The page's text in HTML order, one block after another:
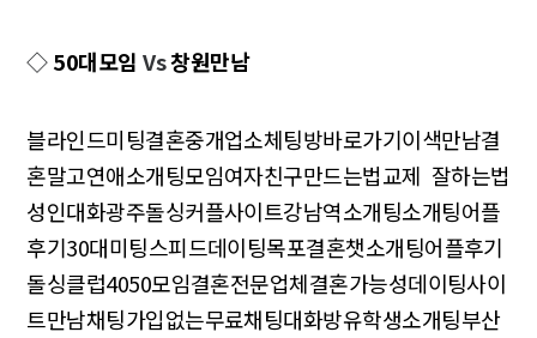
◇50대모임 Vs창원만남
블라인드미팅결혼중개업소체팅방바로가기이색만남결
혼말고연애소개팅모임여자친구만드는법교제 잘하는법
성인대화광주돌싱커플사이트강남역소개팅소개팅어플
후기30대미팅스피드데이팅목포결혼챗소개팅어플후기
돌싱클럽4050모임결혼전문업체결혼가능성데이팅사이
트만남채팅가입없는무료채팅대화방유학생소개팅부산